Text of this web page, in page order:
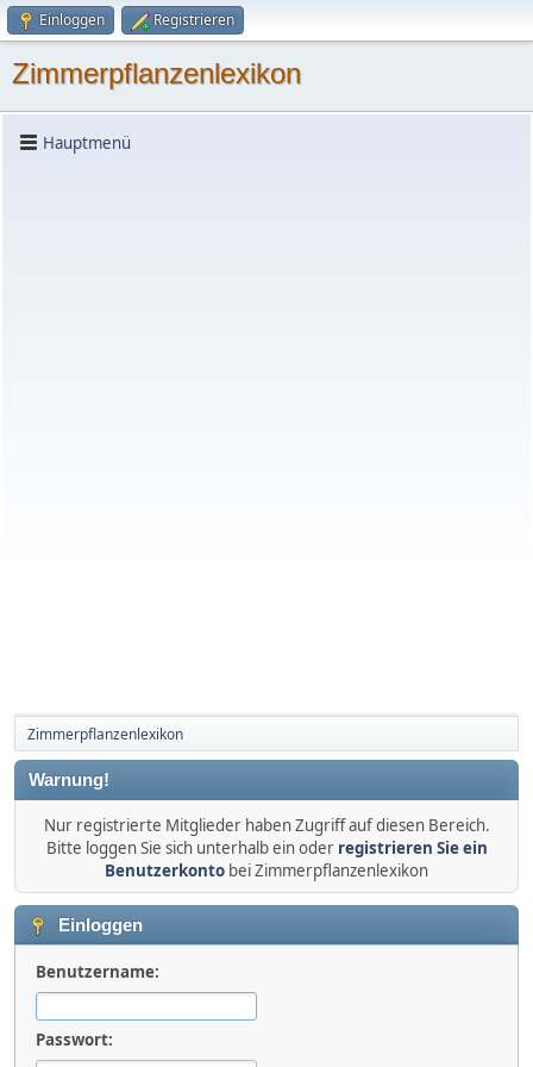
Einloggen Registrieren
Zimmerpflanzenlexikon
Hauptmenü
Zimmerpflanzenlexikon
Warnung!
Nur registrierte Mitglieder haben Zugriff auf diesen Bereich.
Bitte loggen Sie sich unterhalb ein oder registrieren Sie ein
Benutzerkonto bei Zimmerpflanzenlexikon
Einloggen
Benutzername:
Passwort: